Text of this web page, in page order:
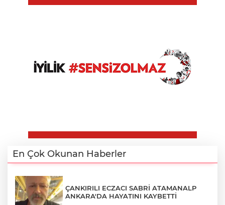
En Çok Okunan Haberler
ÇANKIRILI ECZACI SABRİ ATAMANALP
ANKARA'DA HAYATINI KAYBETTİ